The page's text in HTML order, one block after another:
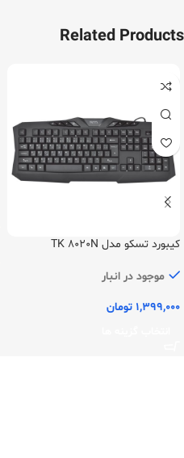
Related Products
کیبورد تسکو مدل TK 8020N
موجود در انبار
1,399,000 تومان